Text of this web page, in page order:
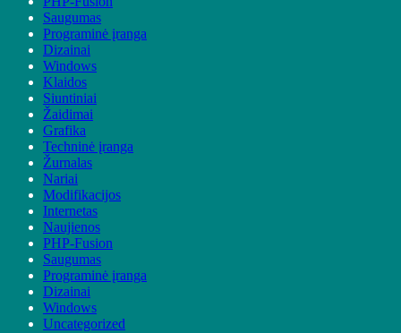
Saugumas
Programinė įranga
Dizainai
Windows
Klaidos
Siuntiniai
Žaidimai
Grafika
Techninė įranga
Žurnalas
Nariai
Modifikacijos
Internetas
Naujienos
PHP-Fusion
Saugumas
Programinė įranga
Dizainai
Windows
Uncategorized